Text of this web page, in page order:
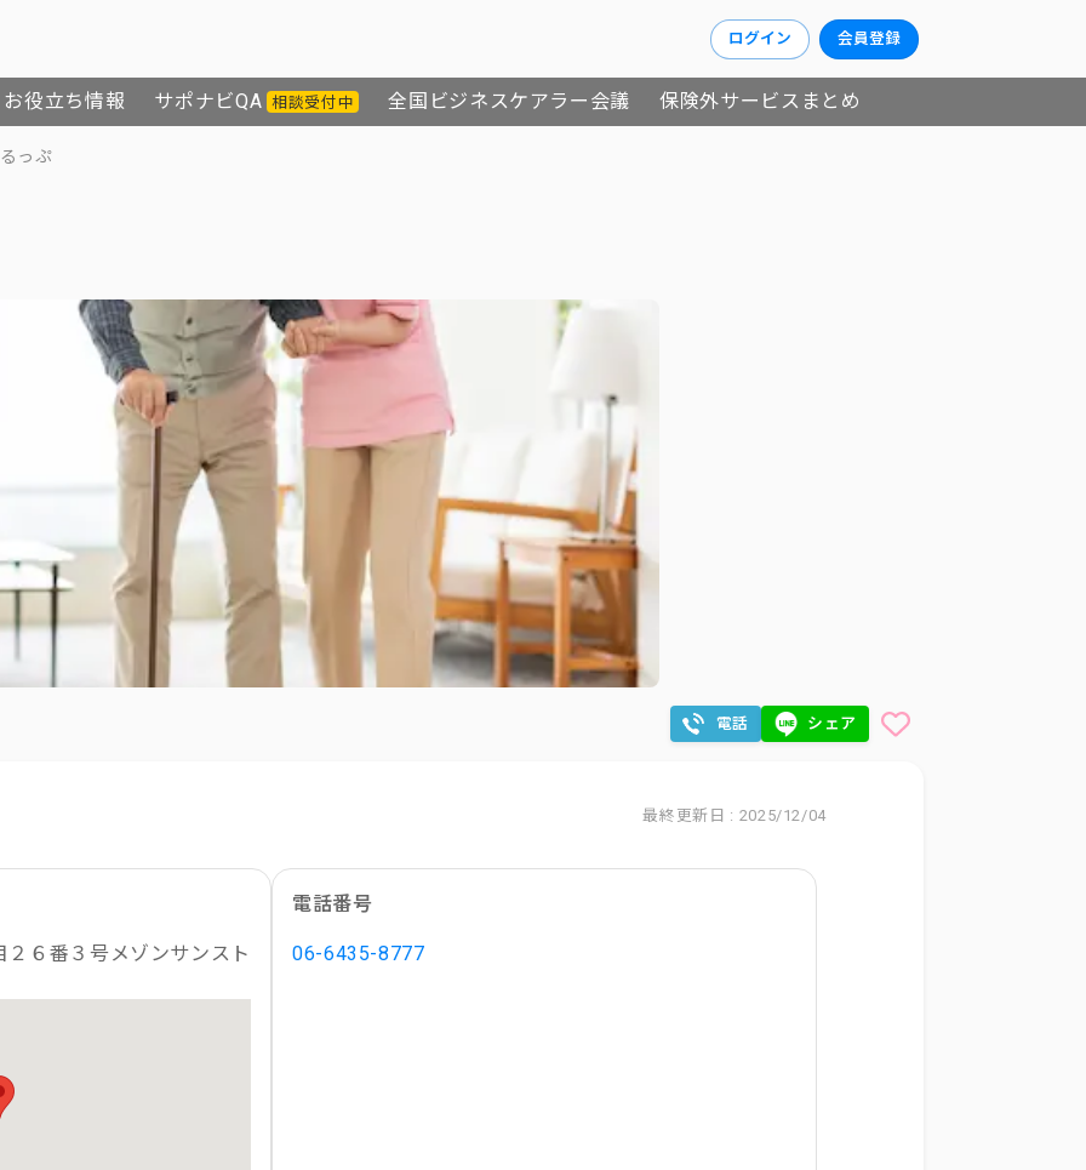
ログイン 会員登録
お役立ち情報 サポナビQA 相談受付中 全国ビジネスケアラー会議 保険外サービスまとめ
っぷ
電話 シェア
最終更新日 : 2025/12/04
６番３号メゾンサンスト
電話番号
06-6435-8777